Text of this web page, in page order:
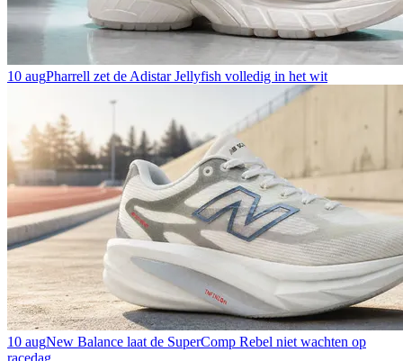
10 augPharrell zet de Adistar Jellyfish volledig in het wit
10 augNew Balance laat de SuperComp Rebel niet wachten op
racedag